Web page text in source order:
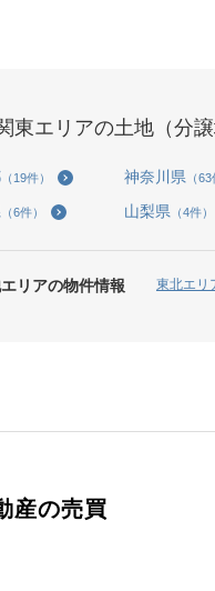
東エリアの土地（分
（19件） 神奈川県 （63
（6件） 山梨県 （4件）
リアの物件情報 東北エリ
産の売買